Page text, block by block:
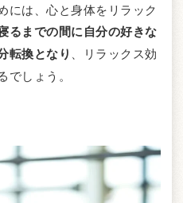
には、心と身体をリラック
るまでの間に自分の好きな
転換となり 、リラックス効
しょう。